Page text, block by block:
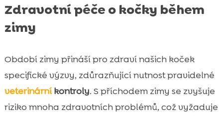
Zdravotní péče o kočky během
zimy
Období zimy přináší pro zdraví našich koček
specifické výzvy, zdůrazňující nutnost pravidelné
veterinárníkontroly. S příchodem zimy se zvyšuje
riziko mnoha zdravotních problémů, což vyžaduje